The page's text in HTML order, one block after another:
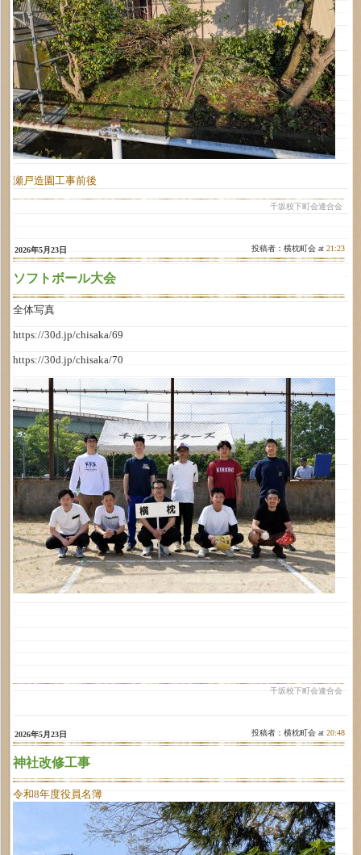
瀬戸造園工事前後
千坂校下町会連合会
2026年5月23日 投稿者：横枕町会 at21:23
ソフトボール大会
全体写真
https://30d.jp/chisaka/69
https://30d.jp/chisaka/70
千坂校下町会連合会
2026年5月23日 投稿者：横枕町会 at20:48
神社改修工事
令和8年度役員名簿